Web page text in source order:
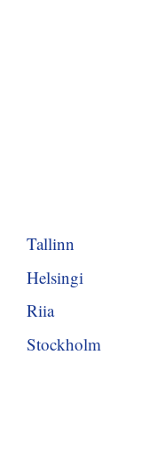
Tallinn
Helsingi
Riia
Stockholm